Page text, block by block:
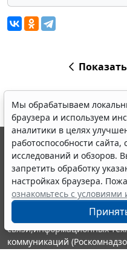
Мы обрабатываем
браузера и используем
аналитики в целях
работоспособности сайта,
исследований и обзоров.
запретить обработку
настройках браузера.
ознакомьтесь с условиями
© ООО "НПП "ГАРАНТ-
выпускается с 1990 года.
являются участниками
информации ГАРАНТ.
Портал ГАРАНТ.РУ
издания Федеральной
связи,информационных
коммуникаций